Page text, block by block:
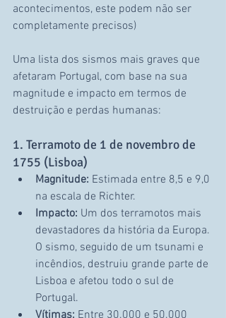
acontecimentos, este podem não ser
completamente precisos)
Uma lista dos sismos mais graves que
afetaram Portugal, com base na sua
magnitude e impacto em termos de
destruição e perdas humanas:
1. Terramoto de 1 de novembro de
1755 (Lisboa)
Magnitude: Estimada entre 8,5 e 9,0
na escala de Richter.
Impacto: Um dos terramotos mais
devastadores da história da Europa.
O sismo, seguido de um tsunami e
incêndios, destruiu grande parte de
Lisboa e afetou todo o sul de
Portugal.
Vítimas: Entre 30.000 e 50.000